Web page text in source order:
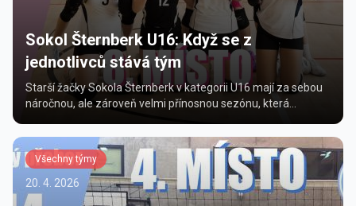
Sokol Šternberk U16: Když se z
jednotlivců stává tým
Starší žačky Sokola Šternberk v kategorii U16 mají za sebou
náročnou, ale zároveň velmi přínosnou sezónu, která
Všechny týmy
20. 4. 2026